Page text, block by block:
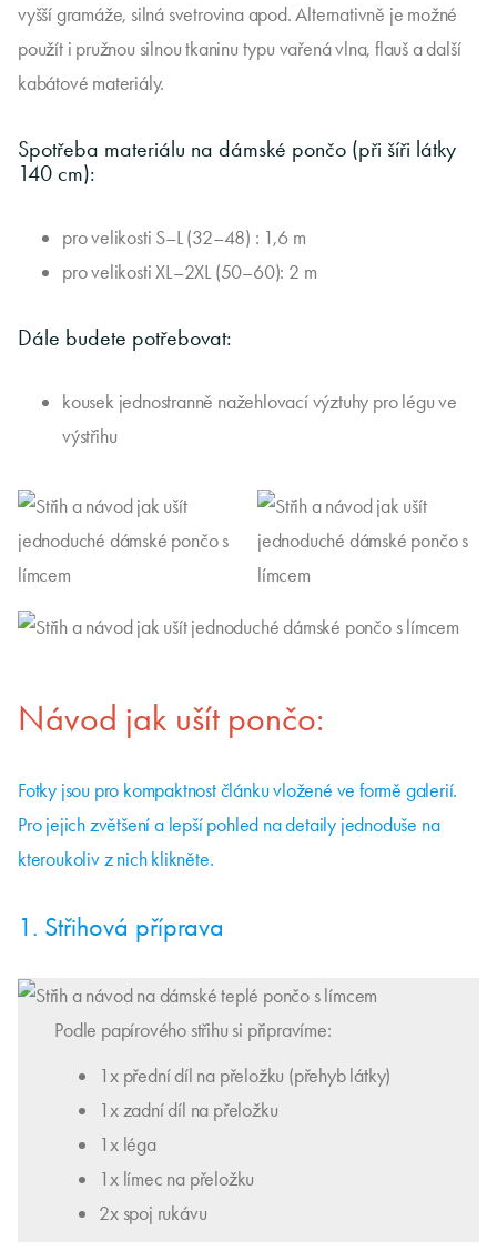
vyšší gramáže, silná svetrovina apod. Alternativně je možné
použít i pružnou silnou tkaninu typu vařená vlna, flauš a další
kabátové materiály.
Spotřeba materiálu na dámské pončo (při šíři látky
140 cm):
pro velikosti S–L (32–48) : 1,6 m
pro velikosti XL–2XL (50–60): 2 m
Dále budete potřebovat:
kousek jednostranně nažehlovací výztuhy pro légu ve
výstřihu
Návod jak ušít pončo:
Fotky jsou pro kompaktnost článku vložené ve formě galerií.
Pro jejich zvětšení a lepší pohled na detaily jednoduše na
kteroukoliv z nich klikněte.
1. Střihová příprava
Podle papírového střihu si připravíme:
1x přední díl na přeložku (přehyb látky)
1x zadní díl na přeložku
1x léga
1x límec na přeložku
2x spoj rukávu